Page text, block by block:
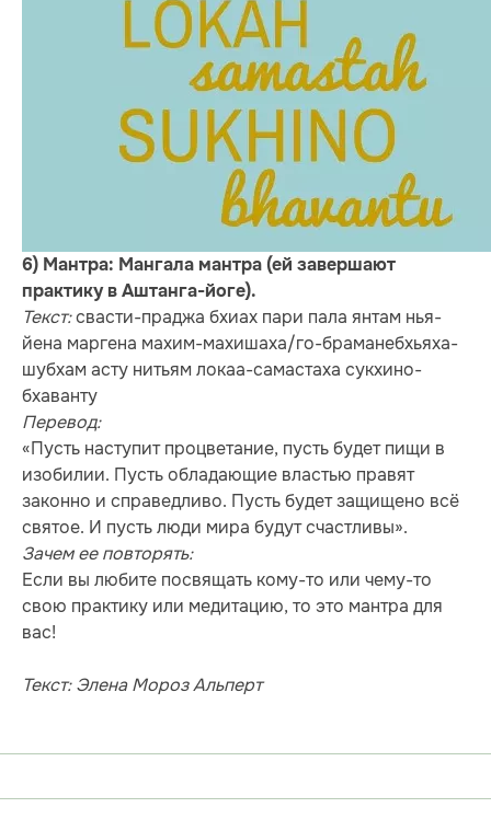
6) Мантра: Мангала мантра (ей завершают
практику в Аштанга-йоге).
Текст:свасти-праджа бхиах пари пала янтам нья-
йена маргена махим-махишаха/го-браманебхьяха-
шубхам асту нитьям локаа-самастаха сукхино-
бхаванту
Перевод:
«Пусть наступит процветание, пусть будет пищи в
изобилии. Пусть обладающие властью правят
законно и справедливо. Пусть будет защищено всё
святое. И пусть люди мира будут счастливы».
Зачем ее повторять:
Если вы любите посвящать кому-то или чему-то
свою практику или медитацию, то это мантра для
вас!
Текст: Элена Мороз Альперт